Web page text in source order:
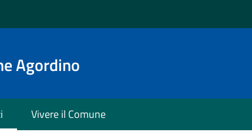
Agordino
Vivere il Comune